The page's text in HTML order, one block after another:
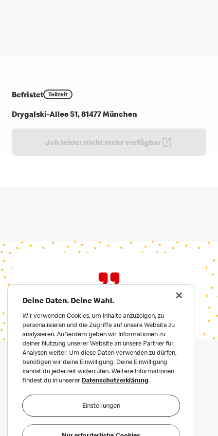
Befristet Teilzeit
Drygalski-Allee 51, 81477 München
Job leider nicht mehr verfügbar
Deine Daten. Deine Wahl.
Wir verwenden Cookies, um Inhalte anzuzeigen, zu
personalisieren und die Zugriffe auf unsere Website zu
analysieren. Außerdem geben wir Informationen zu
deiner Nutzung unserer Website an unsere Partner für
Analysen weiter. Um diese Daten verwenden zu dürfen,
benötigen wir deine Einwilligung. Deine Einwilligung
kannst du jederzeit widerrufen. Weitere Informationen
findest du in unserer Datenschutzerklärung.
Einstellungen